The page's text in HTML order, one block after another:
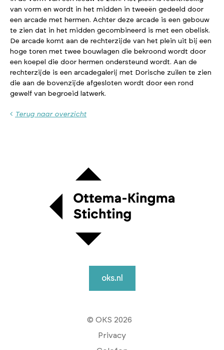
van vorm en wordt in het midden in tweeën gedeeld door
een arcade met hermen. Achter deze arcade is een gebouw
te zien dat in het midden gecombineerd is met een obelisk.
De arcade komt aan de rechterzijde van het plein uit bij een
hoge toren met twee bouwlagen die bekroond wordt door
een koepel die door hermen ondersteund wordt. Aan de
rechterzijde is een arcadegalerij met Dorische zuilen te zien
die aan de bovenzijde afgesloten wordt door een rond
gewelf van begroeid latwerk.
Terug naar overzicht
oks.nl
© OKS 2026
Privacy